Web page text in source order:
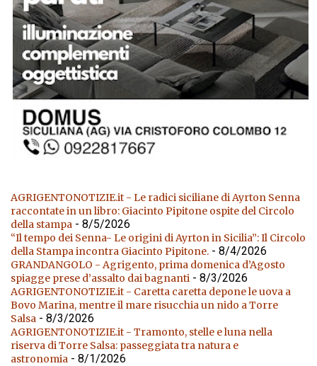
AGRIGENTONOTIZIE.it - Le radici siciliane di Ayrton Senna
raccontate in un libro: Giacinto Pipitone ospite del Circolo
della stampa - 8/5/2026
“Il tempo dei Senna- Le origini di Ayrton in Sicilia”: Il Circolo
della Stampa incontra Giacinto Pipitone. - 8/4/2026
GRANDANGOLO - Agrigento, prima domenica d’Agosto
spiagge prese d’assalto dai bagnanti - 8/3/2026
AGRIGENTONOTIZIE.it - Caretta caretta depone le uova a
Bovo Marina, mentre il mare risucchia un nido a Torre
Salsa - 8/3/2026
AGRIGENTONOTIZIE.it - Tramonto, stelle e luna nella
riserva di Torre Salsa: passeggiata tra natura e
astronomia - 8/1/2026